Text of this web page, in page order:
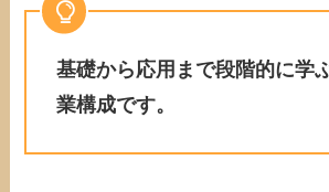
基礎から応用まで段階的に学
業構成です。